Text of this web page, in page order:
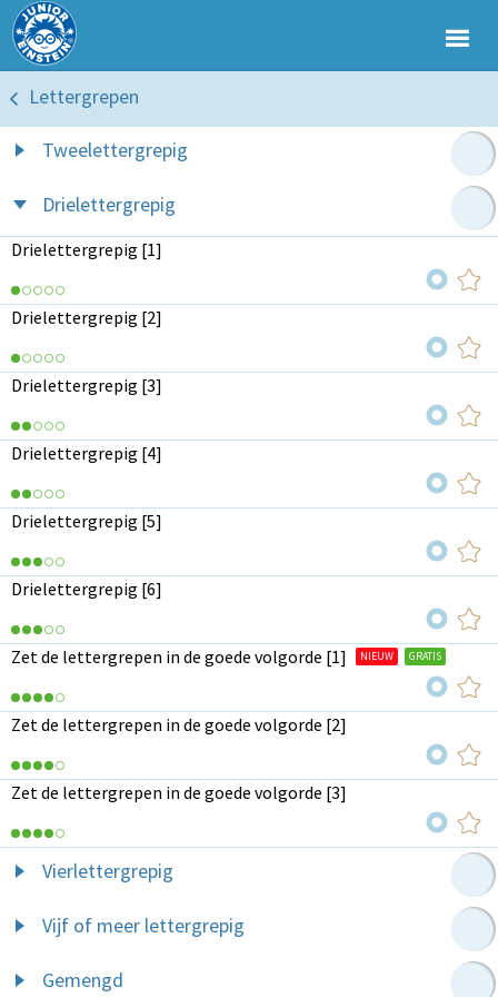
Lettergrepen
Tweelettergrepig
Drielettergrepig
Drielettergrepig [1]
Drielettergrepig [2]
Drielettergrepig [3]
Drielettergrepig [4]
Drielettergrepig [5]
Drielettergrepig [6]
Zet de lettergrepen in de goede volgorde [1] NIEUW GRATIS
Zet de lettergrepen in de goede volgorde [2]
Zet de lettergrepen in de goede volgorde [3]
Vierlettergrepig
Vijf of meer lettergrepig
Gemengd